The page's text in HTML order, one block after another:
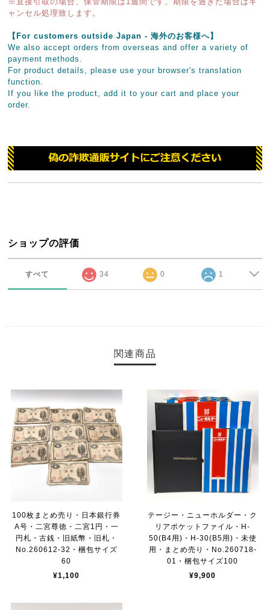
ャンセル処理致します。
【For customers outside Japan - 海外のお客様へ】
We also accept orders from overseas and offer a variety of
payment methods.
For product details, please use your browser's translation
function.
If you like the product, add it to your cart and place your
order.
ショップの評価
すべて 34 0 1
関連商品
100枚まとめ売り・日本銀行券
A号・二宮尊徳・二宮1円・一
円札・古銭・旧紙幣・旧札・
No.260612-32・梱包サイズ
60
¥1,100
テージー・ニューホルダー・ク
リアポケットファイル・H‐
50(B4用)・H‐30(B5用)・未使
用・まとめ売り・No.260718-
01・梱包サイズ100
¥9,900